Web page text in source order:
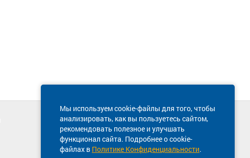
Мы используем cookie-файлы для того, чтобы
анализировать, как вы пользуетесь сайтом,
рекомендовать полезное и улучшать
функционал сайта. Подробнее о cookie-
файлах в Политике Конфиденциальности.
Техническая поддержка сайта
8 800 600-03-38